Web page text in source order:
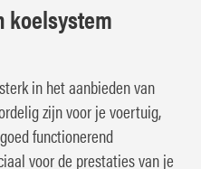
koelsystem
in het aanbieden van
zijn voor je voertuig,
functionerend
voor de prestaties van je